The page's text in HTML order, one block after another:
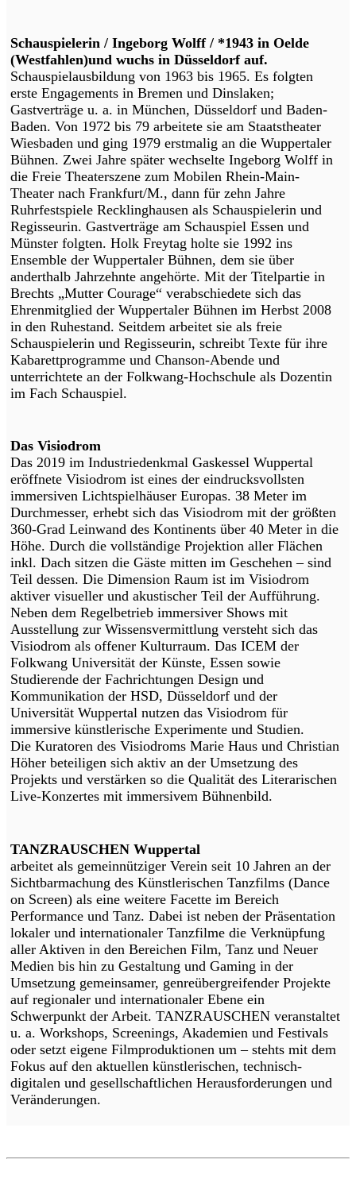
Schauspielerin / Ingeborg Wolff / *1943 in Oelde
(Westfahlen)und wuchs in Düsseldorf auf.
Schauspielausbildung von 1963 bis 1965. Es folgten
erste Engagements in Bremen und Dinslaken;
Gastverträge u. a. in München, Düsseldorf und Baden-
Baden. Von 1972 bis 79 arbeitete sie am Staatstheater
Wiesbaden und ging 1979 erstmalig an die Wuppertaler
Bühnen. Zwei Jahre später wechselte Ingeborg Wolff in
die Freie Theaterszene zum Mobilen Rhein-Main-
Theater nach Frankfurt/M., dann für zehn Jahre
Ruhrfestspiele Recklinghausen als Schauspielerin und
Regisseurin. Gastverträge am Schauspiel Essen und
Münster folgten. Holk Freytag holte sie 1992 ins
Ensemble der Wuppertaler Bühnen, dem sie über
anderthalb Jahrzehnte angehörte. Mit der Titelpartie in
Brechts „Mutter Courage“ verabschiedete sich das
Ehrenmitglied der Wuppertaler Bühnen im Herbst 2008
in den Ruhestand. Seitdem arbeitet sie als freie
Schauspielerin und Regisseurin, schreibt Texte für ihre
Kabarettprogramme und Chanson-Abende und
unterrichtete an der Folkwang-Hochschule als Dozentin
im Fach Schauspiel.
Das Visiodrom
Das 2019 im Industriedenkmal Gaskessel Wuppertal
eröffnete Visiodrom ist eines der eindrucksvollsten
immersiven Lichtspielhäuser Europas. 38 Meter im
Durchmesser, erhebt sich das Visiodrom mit der größten
360-Grad Leinwand des Kontinents über 40 Meter in die
Höhe. Durch die vollständige Projektion aller Flächen
inkl. Dach sitzen die Gäste mitten im Geschehen – sind
Teil dessen. Die Dimension Raum ist im Visiodrom
aktiver visueller und akustischer Teil der Aufführung.
Neben dem Regelbetrieb immersiver Shows mit
Ausstellung zur Wissensvermittlung versteht sich das
Visiodrom als offener Kulturraum. Das ICEM der
Folkwang Universität der Künste, Essen sowie
Studierende der Fachrichtungen Design und
Kommunikation der HSD, Düsseldorf und der
Universität Wuppertal nutzen das Visiodrom für
immersive künstlerische Experimente und Studien.
Die Kuratoren des Visiodroms Marie Haus und Christian
Höher beteiligen sich aktiv an der Umsetzung des
Projekts und verstärken so die Qualität des Literarischen
Live-Konzertes mit immersivem Bühnenbild.
TANZRAUSCHEN Wuppertal
arbeitet als gemeinnütziger Verein seit 10 Jahren an der
Sichtbarmachung des Künstlerischen Tanzfilms (Dance
on Screen) als eine weitere Facette im Bereich
Performance und Tanz. Dabei ist neben der Präsentation
lokaler und internationaler Tanzfilme die Verknüpfung
aller Aktiven in den Bereichen Film, Tanz und Neuer
Medien bis hin zu Gestaltung und Gaming in der
Umsetzung gemeinsamer, genreübergreifender Projekte
auf regionaler und internationaler Ebene ein
Schwerpunkt der Arbeit. TANZRAUSCHEN veranstaltet
u. a. Workshops, Screenings, Akademien und Festivals
oder setzt eigene Filmproduktionen um – stehts mit dem
Fokus auf den aktuellen künstlerischen, technisch-
digitalen und gesellschaftlichen Herausforderungen und
Veränderungen.